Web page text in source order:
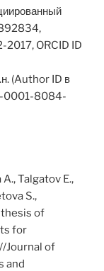
ORCID ID
(Author ID в
0001-8084-
Talgatov E.,
S.,
of
for
Journal of
and